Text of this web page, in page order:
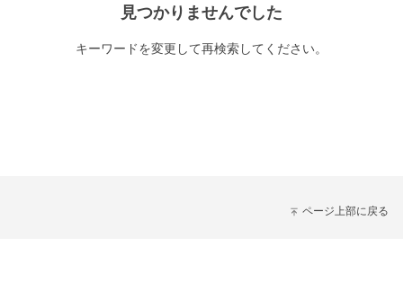
見つかりませんでした
キーワードを変更して再検索してください。
ページ上部に戻る